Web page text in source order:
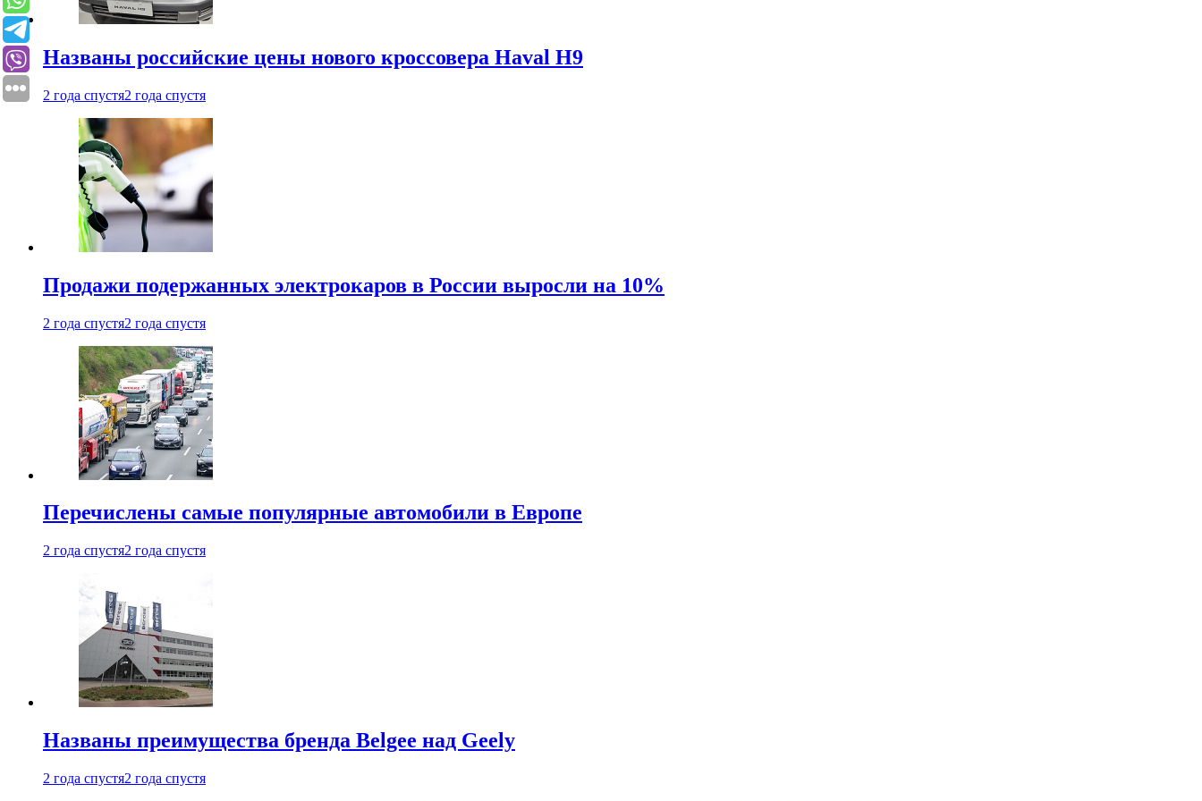
Названы российские цены нового кроссовера Haval H9
2 года спустя2 года спустя
Продажи подержанных электрокаров в России выросли на 10%
2 года спустя2 года спустя
Перечислены самые популярные автомобили в Европе
2 года спустя2 года спустя
Названы преимущества бренда Belgee над Geely
2 года спустя2 года спустя